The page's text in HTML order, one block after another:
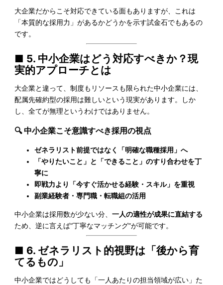
大企業だからこそ対応できている面もありますが、これは
「本質的な採用力」があるかどうかを示す試金石でもあるの
です。
■ 5. 中小企業はどう対応すべきか？現
実的アプローチとは
大企業と違って、制度もリソースも限られた中小企業には、
配属先確約型の採用は難しいという現実があります。しか
し、全てが無理というわけではありません。
🔍 中小企業こそ意識すべき採用の視点
ゼネラリスト前提ではなく「明確な職種採用」へ
「やりたいこと」と「できること」のすり合わせを丁
寧に
即戦力より「今すぐ活かせる経験・スキル」を重視
副業経験者・専門職・転職組の活用
中小企業は採用数が少ない分、一人の適性が成果に直結する
ため、逆に言えば“丁寧なマッチング”が可能です。
■ 6. ゼネラリスト的視野は「後から育
てるもの」
中小企業ではどうしても「一人あたりの担当領域が広い」た